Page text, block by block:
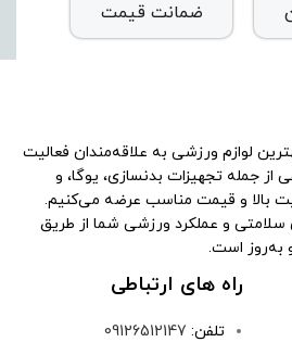
ضمانت قیمت
لوازم ورزشی به علاقه‌مندان فعالیت
جمله تجهیزات بدنسازی، یوگا، و
بالا و قیمت مناسب عرضه می‌کنیم.
سلامتی و عملکرد ورزشی شما از طریق
و به‌روز است.
راه های ارتباطی
تلفن: 09126512147